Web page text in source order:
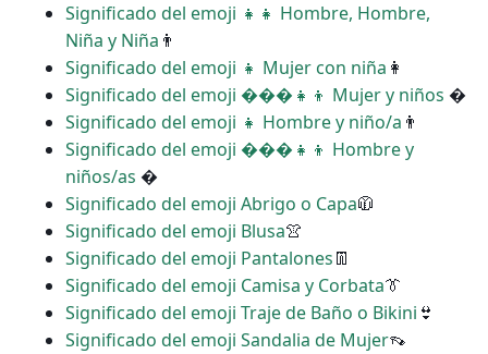
Significado del emoji ‍‍👧‍👧 Hombre, Hombre,
Niña y Niña 👨
Significado del emoji ‍👧 Mujer con niña 👩
Significado del emoji ���‍👧‍👦 Mujer y niños �
Significado del emoji ‍👧 Hombre y niño/a 👨
Significado del emoji ���‍👧‍👦 Hombre y
niños/as �
Significado del emoji Abrigo o Capa🧥
Significado del emoji Blusa👚
Significado del emoji Pantalones👖
Significado del emoji Camisa y Corbata👔
Significado del emoji Traje de Baño o Bikini 👙
Significado del emoji Sandalia de Mujer👡